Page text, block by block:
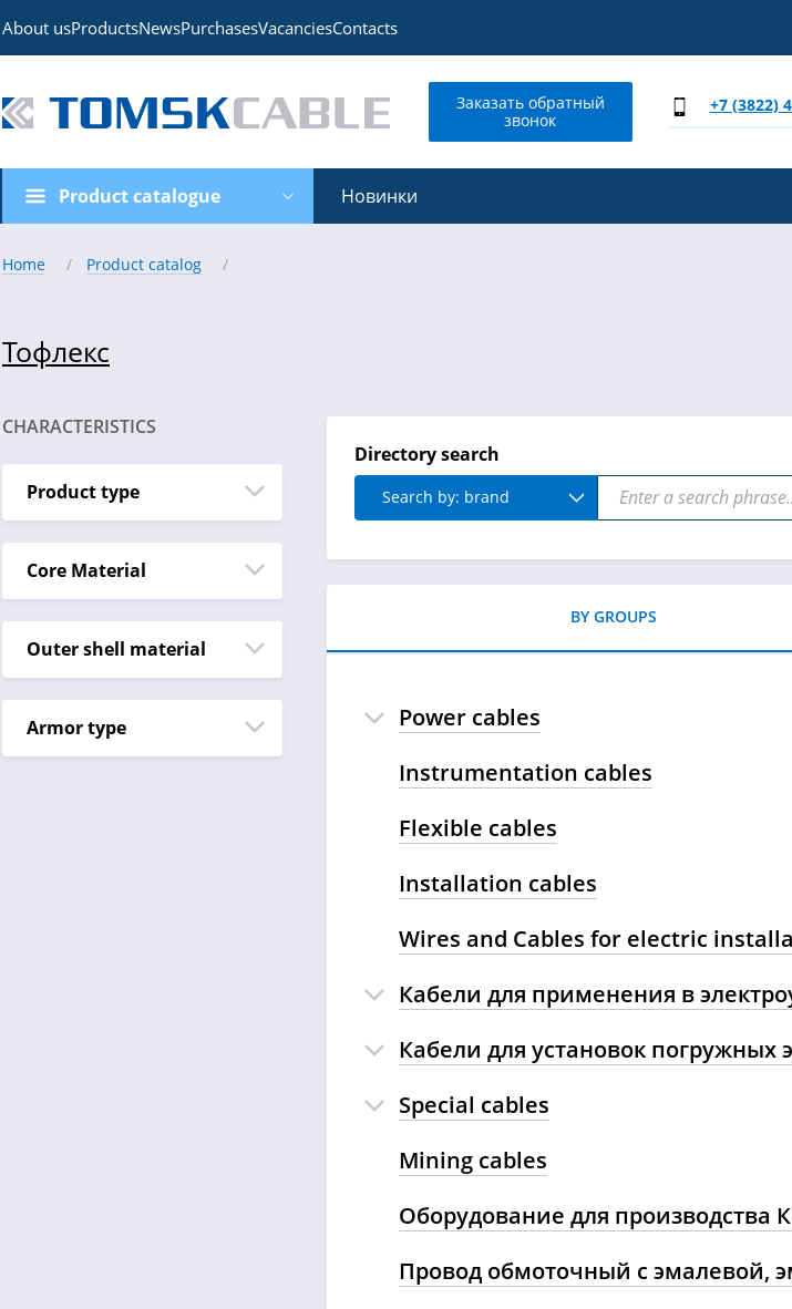
About usProductsNewsPurchasesVacanciesContacts
Заказать обратный
звонок
+7 (3822)
Product catalogue Новинки
Home Product catalog
Тофлекс
CHARACTERISTICS
Product type
Core Material
Outer shell material
Armor type
Directory search
Search by: brand
BY GROUPS
Power cables
Instrumentation cables
Flexible cables
Installation cables
Wires and Cables for electric
Кабели для применения в
Кабели для установок погружных
Special cables
Mining cables
Оборудование для производства
Провод обмоточный с эмалевой,